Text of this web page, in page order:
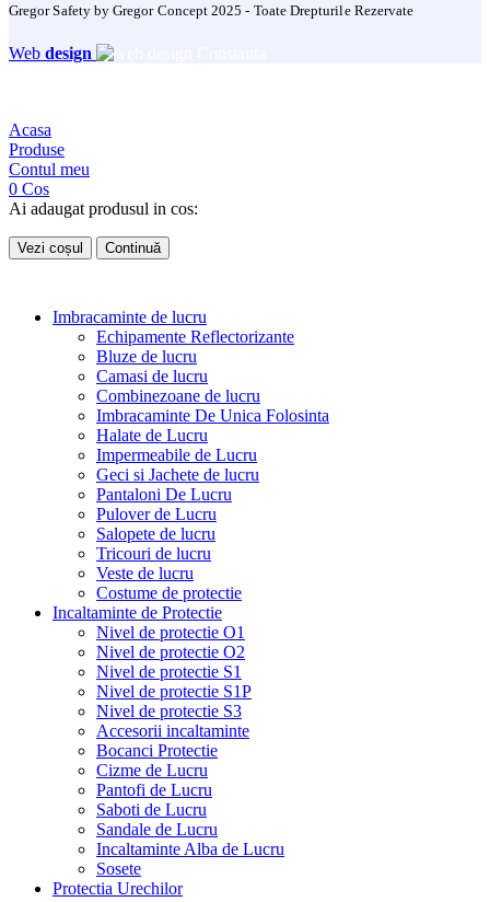
Gregor Safety by Gregor Concept 2025 - Toate Drepturile Rezervate
Web design
Acasa
Produse
Contul meu
0 Cos
Ai adaugat produsul in cos:
Vezi coșul Continuă
Imbracaminte de lucru
Echipamente Reflectorizante
Bluze de lucru
Camasi de lucru
Combinezoane de lucru
Imbracaminte De Unica Folosinta
Halate de Lucru
Impermeabile de Lucru
Geci si Jachete de lucru
Pantaloni De Lucru
Pulover de Lucru
Salopete de lucru
Tricouri de lucru
Veste de lucru
Costume de protectie
Incaltaminte de Protectie
Nivel de protectie O1
Nivel de protectie O2
Nivel de protectie S1
Nivel de protectie S1P
Nivel de protectie S3
Accesorii incaltaminte
Bocanci Protectie
Cizme de Lucru
Pantofi de Lucru
Saboti de Lucru
Sandale de Lucru
Incaltaminte Alba de Lucru
Sosete
Protectia Urechilor